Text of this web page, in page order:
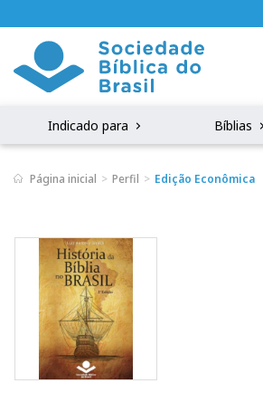
Indicado para Bíblias
Página inicial Perfil Edição Econômica